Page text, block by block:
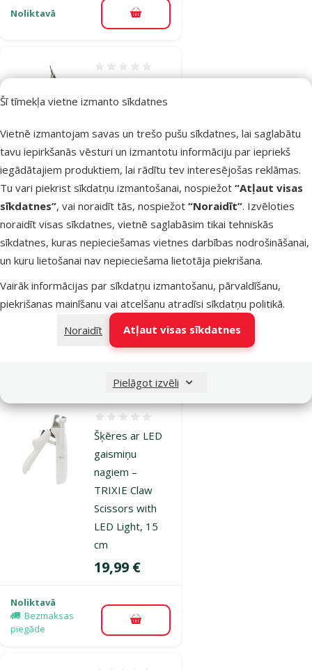
Šī tīmekļa vietne izmanto sīkdatnes
Vietnē izmantojam savas un trešo pušu sīkdatnes, lai saglabātu
tavu iepirkšanās vēsturi un izmantotu informāciju par iepriekš
iegādātajiem produktiem, lai rādītu tev interesējošas reklāmas.
Tu vari piekrist sīkdatņu izmantošanai, nospiežot “Atļaut visas
sīkdatnes”, vai noraidīt tās, nospiežot “Noraidīt”. Izvēloties
noraidīt visas sīkdatnes, vietnē saglabāsim tikai tehniskās
sīkdatnes, kuras nepieciešamas vietnes darbības nodrošināšanai,
un kuru lietošanai nav nepieciešama lietotāja piekrišana.
Vairāk informācijas par sīkdatņu izmantošanu, pārvaldīšanu,
piekrišanas mainīšanu vai atcelšanu atradīsi sīkdatņu politikā.
Noraidīt
Atļaut visas sīkdatnes
Pielāgot izvēli
Noliktavā Pievienot grozam
– TRIXIE Claw
Cena
5,99 €
Noliktavā Pievienot grozam
Šķēres nagiem
Scissors, 8 cm
Atsauksmes 0%
Cena
4,99 €
Šķēres ar LED
gaismiņu
nagiem –
TRIXIE Claw
Scissors with
LED Light, 15
cm
Atsauksmes 0%
Cena
19,99 €
Noliktavā
Bezmaksas
piegāde
Pievienot grozam